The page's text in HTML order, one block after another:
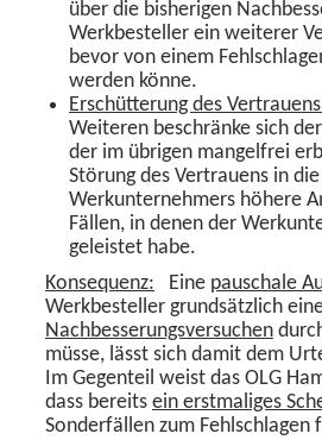
über die bisherigen
Werkbesteller ein weiterer
bevor von einem
werden könne.
Erschütterung des
Weiteren beschränke sich
der im übrigen mangelfrei
Störung des Vertrauens in
Werkunternehmers höhere
Fällen, in denen der
geleistet habe.
Konsequenz: Eine pauschale
Werkbesteller grundsätzlich
Nachbesserungsversuchen
müsse, lässt sich damit dem
Im Gegenteil weist das OLG
dass bereits ein erstmaliges
Sonderfällen zum Fehlschlagen